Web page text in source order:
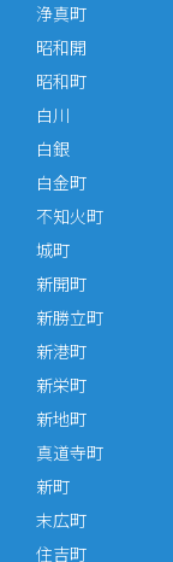
浄真町
昭和開
昭和町
白川
白銀
白金町
不知火町
城町
新開町
新勝立町
新港町
新栄町
新地町
真道寺町
新町
末広町
住吉町